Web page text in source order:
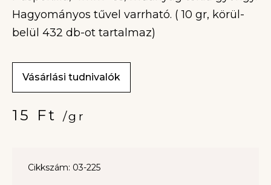
Hagyományos tűvel varrható. ( 10 gr, körül-
belül 432 db-ot tartalmaz)
Vásárlási tudnivalók
15 Ft /gr
Cikkszám: 03-225